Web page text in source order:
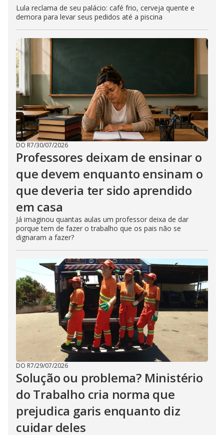
Lula reclama de seu palácio: café frio, cerveja quente e
demora para levar seus pedidos até a piscina
DO R7/30/07/2026
Professores deixam de ensinar o
que devem enquanto ensinam o
que deveria ter sido aprendido
em casa
Já imaginou quantas aulas um professor deixa de dar
porque tem de fazer o trabalho que os pais não se
dignaram a fazer?
DO R7/29/07/2026
Solução ou problema? Ministério
do Trabalho cria norma que
prejudica garis enquanto diz
cuidar deles